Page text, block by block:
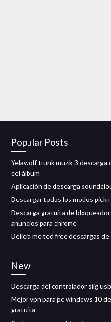
Popular Posts
Yelawolf trunk muzik 3 descarga
del álbum
Aplicación de descarga
Descargar todos los modos pick
Descarga gratuita de
anuncios para chrome
Delicia melted free descargas
New
Descarga del controlador siig
Mejor vpn para pc windows 10
gratuita